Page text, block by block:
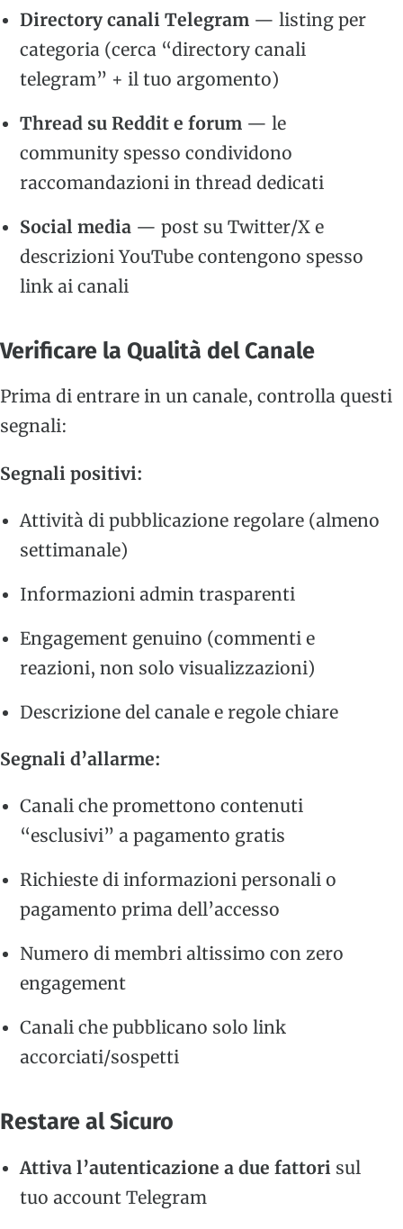
Directory canali Telegram — listing per
categoria (cerca “directory canali
telegram” + il tuo argomento)
Thread su Reddit e forum — le
community spesso condividono
raccomandazioni in thread dedicati
Social media — post su Twitter/X e
descrizioni YouTube contengono spesso
link ai canali
Verificare la Qualità del Canale
Prima di entrare in un canale, controlla questi
segnali:
Segnali positivi:
Attività di pubblicazione regolare (almeno
settimanale)
Informazioni admin trasparenti
Engagement genuino (commenti e
reazioni, non solo visualizzazioni)
Descrizione del canale e regole chiare
Segnali d’allarme:
Canali che promettono contenuti
“esclusivi” a pagamento gratis
Richieste di informazioni personali o
pagamento prima dell’accesso
Numero di membri altissimo con zero
engagement
Canali che pubblicano solo link
accorciati/sospetti
Restare al Sicuro
Attiva l’autenticazione a due fattori sul
tuo account Telegram